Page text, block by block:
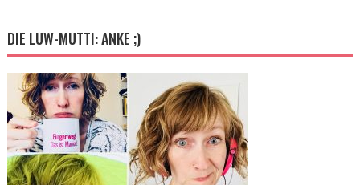
DIE LUW-MUTTI: ANKE ;)